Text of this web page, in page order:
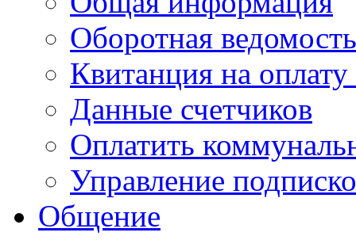
Оборотная ведомость
Квитанция на
Данные счетчиков
Оплатить
Управление
Общение